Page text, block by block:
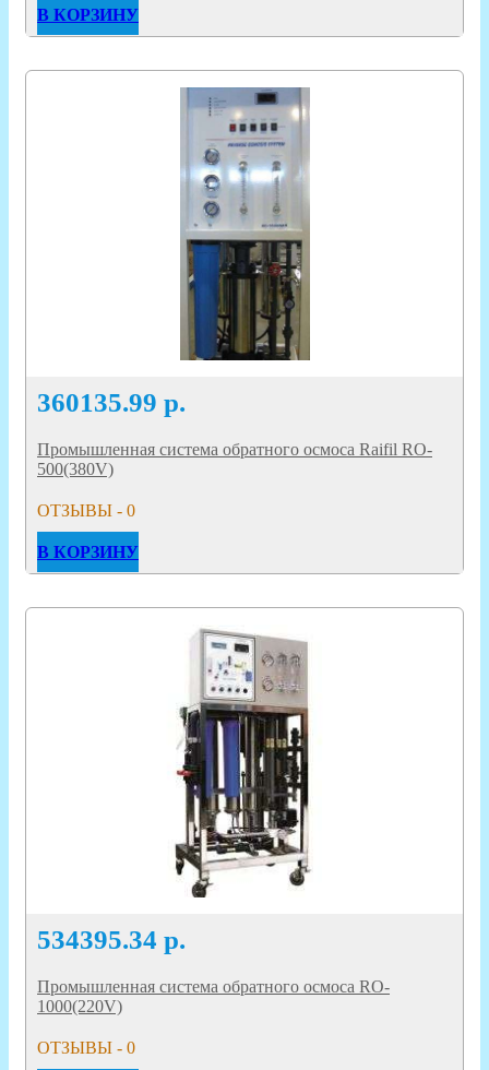
В КОРЗИНУ
360135.99 р.
Промышленная система обратного осмоса Raifil RO-
500(380V)
ОТЗЫВЫ - 0
В КОРЗИНУ
534395.34 р.
Промышленная система обратного осмоса RO-
1000(220V)
ОТЗЫВЫ - 0